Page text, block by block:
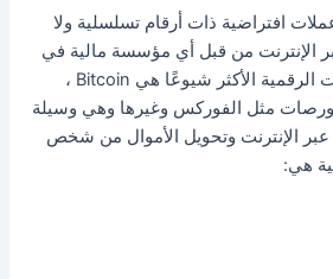
افتراضية ذات أرقام تسلسلية ولا
الإنترنت من قبل أي مؤسسة مالية في
العالم، واحدة من العملات الرقمية الأكثر شيوعًا هي Bitcoin ،
مثل الفوركس وغيرها وهي وسيلة
عبر الإنترنت وتحويل الأموال من شخص
هي: